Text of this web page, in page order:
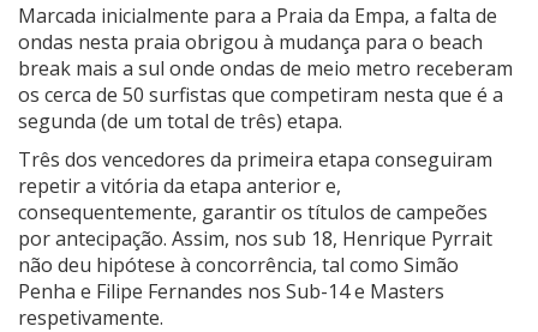
Marcada inicialmente para a Praia da Empa, a falta de
ondas nesta praia obrigou à mudança para o beach
break mais a sul onde ondas de meio metro receberam
os cerca de 50 surfistas que competiram nesta que é a
segunda (de um total de três) etapa.
Três dos vencedores da primeira etapa conseguiram
repetir a vitória da etapa anterior e,
consequentemente, garantir os títulos de campeões
por antecipação. Assim, nos sub 18, Henrique Pyrrait
não deu hipótese à concorrência, tal como Simão
Penha e Filipe Fernandes nos Sub-14 e Masters
respetivamente.